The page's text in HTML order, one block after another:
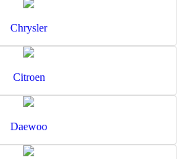
Chrysler
Citroen
Daewoo